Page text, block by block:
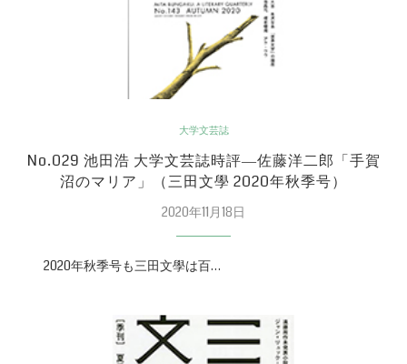
大学文芸誌
No.029 池田浩 大学文芸誌時評―佐藤洋二郎「手賀
沼のマリア」（三田文學 2020年秋季号）
2020年11月18日
2020年秋季号も三田文學は百…